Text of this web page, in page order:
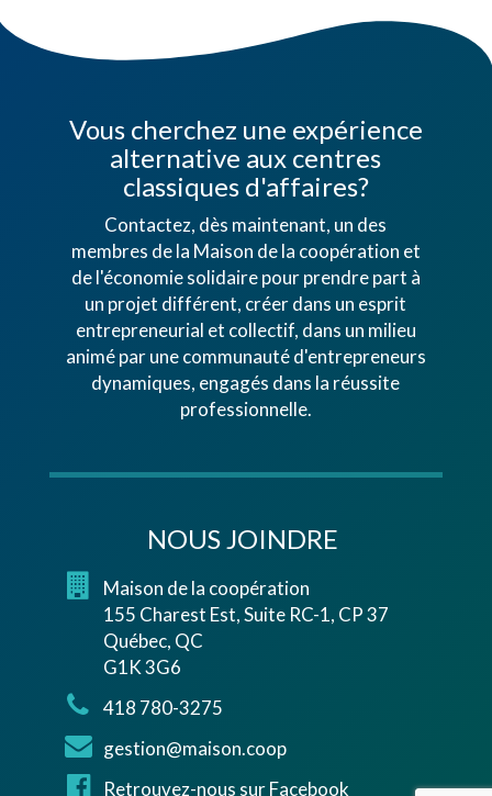
Vous cherchez une expérience
alternative aux centres
classiques d'affaires?
Contactez, dès maintenant, un des
membres de la Maison de la coopération et
de l'économie solidaire pour prendre part à
un projet différent, créer dans un esprit
entrepreneurial et collectif, dans un milieu
animé par une communauté d'entrepreneurs
dynamiques, engagés dans la réussite
professionnelle.
NOUS JOINDRE
Maison de la coopération
155 Charest Est, Suite RC-1, CP 37
Québec, QC
G1K 3G6
418 780-3275
gestion@maison.coop
Retrouvez-nous sur Facebook